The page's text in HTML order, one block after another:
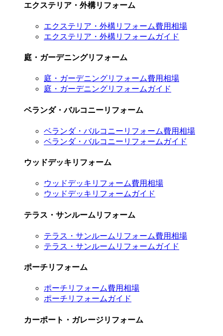
エクステリア・外構リフォーム
エクステリア・外構リフォーム費用相場
エクステリア・外構リフォームガイド
庭・ガーデニングリフォーム
庭・ガーデニングリフォーム費用相場
庭・ガーデニングリフォームガイド
ベランダ・バルコニーリフォーム
ベランダ・バルコニーリフォーム費用相場
ベランダ・バルコニーリフォームガイド
ウッドデッキリフォーム
ウッドデッキリフォーム費用相場
ウッドデッキリフォームガイド
テラス・サンルームリフォーム
テラス・サンルームリフォーム費用相場
テラス・サンルームリフォームガイド
ポーチリフォーム
ポーチリフォーム費用相場
ポーチリフォームガイド
カーポート・ガレージリフォーム